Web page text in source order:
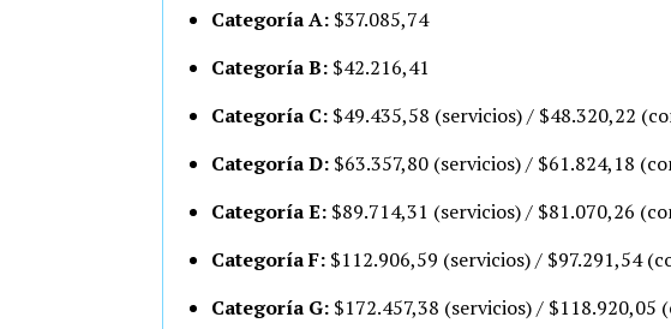
Categoría A:$37.085,74
Categoría B:$42.216,41
Categoría C:$49.435,58 (servicios) / $48.320,22
Categoría D:$63.357,80 (servicios) / $61.824,18
Categoría E:$89.714,31 (servicios) / $81.070,26
Categoría F:$112.906,59 (servicios) / $97.291,54
Categoría G:$172.457,38 (servicios) / $118.920,05